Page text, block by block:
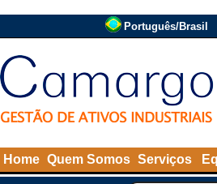
Português/Brasil
Home Quem Somos Serviços